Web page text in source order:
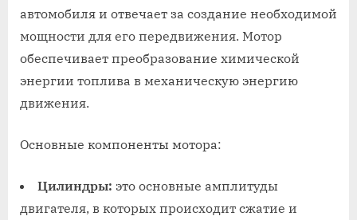
автомобиля и отвечает за создание необходимой
мощности для его передвижения. Мотор
обеспечивает преобразование химической
энергии топлива в механическую энергию
движения.
Основные компоненты мотора:
Цилиндры: это основные амплитуды
двигателя, в которых происходит сжатие и